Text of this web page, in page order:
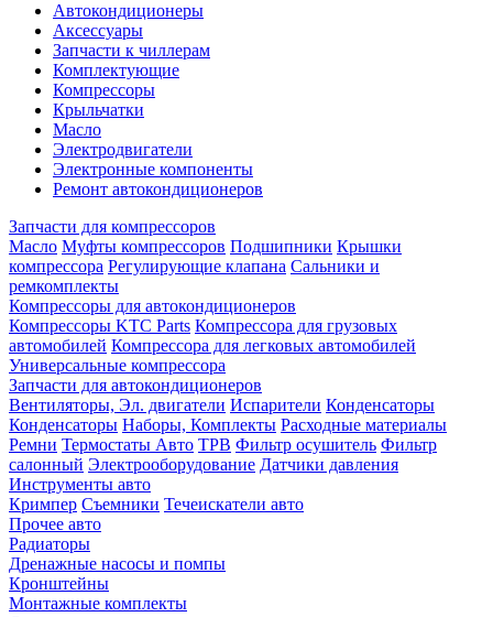
Автокондиционеры
Аксессуары
Запчасти к чиллерам
Комплектующие
Компрессоры
Крыльчатки
Масло
Электродвигатели
Электронные компоненты
Ремонт автокондиционеров
Запчасти для компрессоров
Масло Муфты компрессоров Подшипники Крышки
компрессора Регулирующие клапана Сальники и
ремкомплекты
Компрессоры для автокондиционеров
Компрессоры KTC Parts Компрессора для грузовых
автомобилей Компрессора для легковых автомобилей
Универсальные компрессора
Запчасти для автокондиционеров
Вентиляторы, Эл. двигатели Испарители Конденсаторы
Конденсаторы Наборы, Комплекты Расходные материалы
Ремни Термостаты Авто ТРВ Фильтр осушитель Фильтр
салонный Электрооборудование Датчики давления
Инструменты авто
Кримпер Съемники Течеискатели авто
Прочее авто
Радиаторы
Дренажные насосы и помпы
Кронштейны
Монтажные комплекты